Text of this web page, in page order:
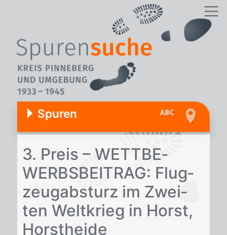
Spuren
3. Preis – WETT­BE­
WERBS­BEI­TRAG: Flug­
zeug­ab­sturz im Zwei­
ten Welt­krieg in Horst,
Horst­hei­de